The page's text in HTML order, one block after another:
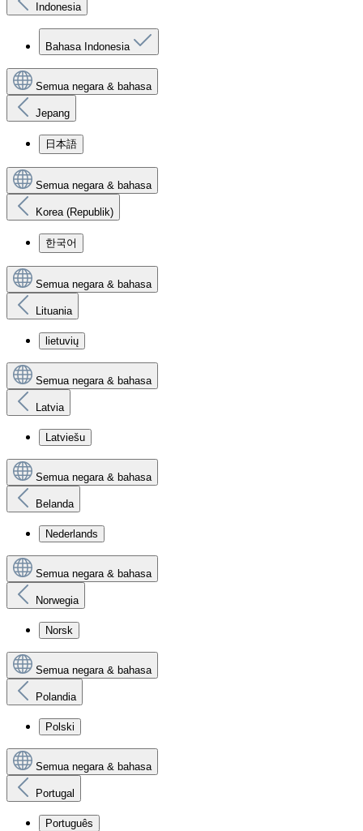
Indonesia
Bahasa Indonesia
Semua negara & bahasa
Jepang
日本語
Semua negara & bahasa
Korea (Republik)
한국어
Semua negara & bahasa
Lituania
lietuvių
Semua negara & bahasa
Latvia
Latviešu
Semua negara & bahasa
Belanda
Nederlands
Semua negara & bahasa
Norwegia
Norsk
Semua negara & bahasa
Polandia
Polski
Semua negara & bahasa
Portugal
Português